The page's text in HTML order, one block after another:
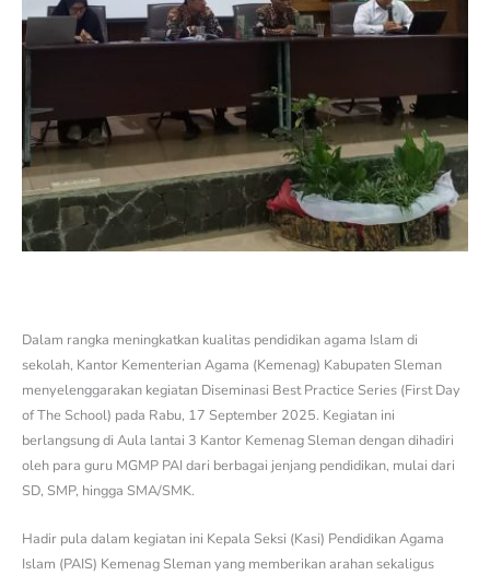
Dalam rangka meningkatkan kualitas pendidikan agama Islam di
sekolah, Kantor Kementerian Agama (Kemenag) Kabupaten Sleman
menyelenggarakan kegiatan Diseminasi Best Practice Series (First Day
of The School) pada Rabu, 17 September 2025. Kegiatan ini
berlangsung di Aula lantai 3 Kantor Kemenag Sleman dengan dihadiri
oleh para guru MGMP PAI dari berbagai jenjang pendidikan, mulai dari
SD, SMP, hingga SMA/SMK.
Hadir pula dalam kegiatan ini Kepala Seksi (Kasi) Pendidikan Agama
Islam (PAIS) Kemenag Sleman yang memberikan arahan sekaligus